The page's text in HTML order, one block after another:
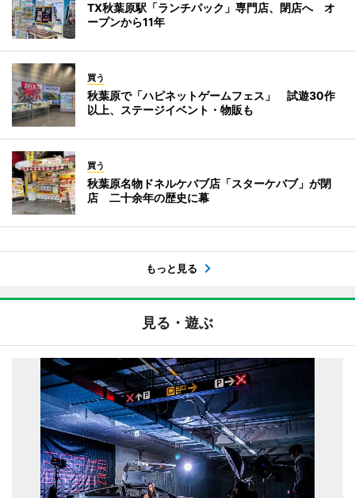
TX秋葉原駅「ランチパック」専門店、閉店へ オ
ープンから11年
買う
秋葉原で「ハピネットゲームフェス」 試遊30作
以上、ステージイベント・物販も
買う
秋葉原名物ドネルケバブ店「スターケバブ」が閉
店 二十余年の歴史に幕
もっと見る
見る・遊ぶ